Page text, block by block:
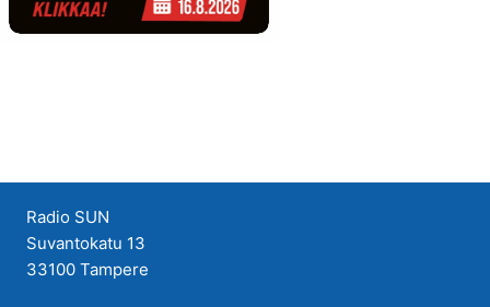
Radio SUN
Suvantokatu 13
33100 Tampere